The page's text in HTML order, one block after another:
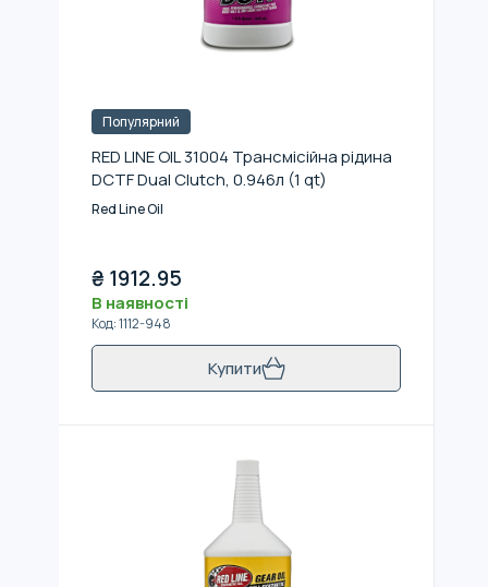
Популярний
RED LINE OIL 31004 Трансмісійна рідина
DCTF Dual Clutch, 0.946л (1 qt)
Red Line Oil
₴ 1912.95
В наявності
Код:1112-948
Купити